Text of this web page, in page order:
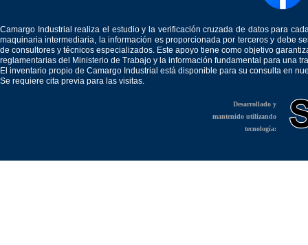
Camargo Industrial realiza el estudio y la verificación cruzada de datos para
maquinaria intermediaria, la información es proporcionada por terceros y debe
de consultores y técnicos especializados. Este apoyo tiene como objetivo
reglamentarias del Ministerio de Trabajo y la información fundamental para una
El inventario propio de Camargo Industrial está disponible para su consulta en
Se requiere cita previa para las visitas.
Desarrollado y
mantenido utilizando
tecnología: